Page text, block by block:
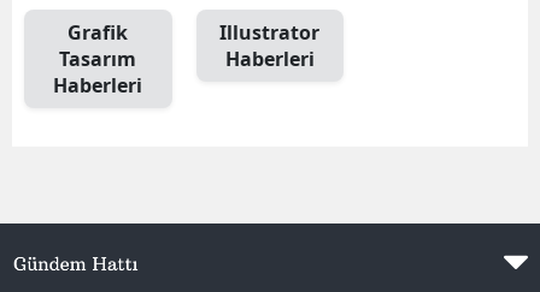
Diyarbakır
Erzincan
Grafik
Tasarım
Haberleri
Illustrator
Haberleri